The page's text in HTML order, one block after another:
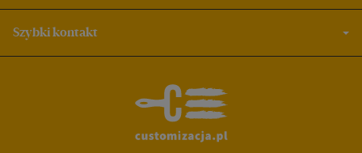
Szybki kontakt